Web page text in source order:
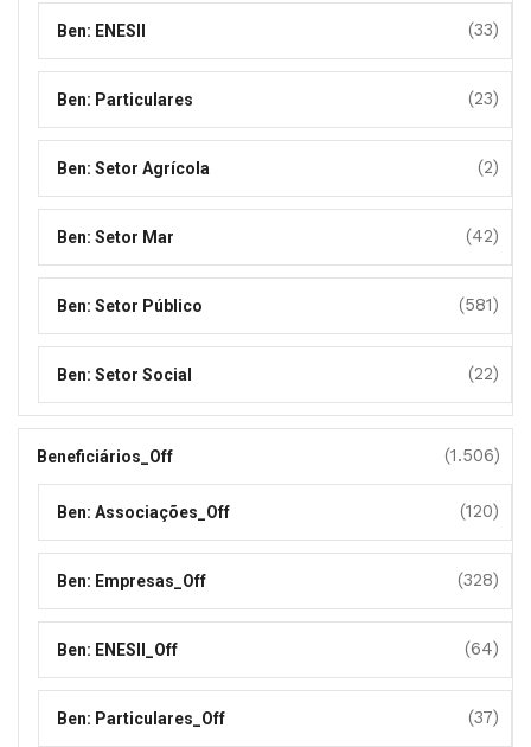
Ben: ENESII (33)
Ben: Particulares (23)
Ben: Setor Agrícola (2)
Ben: Setor Mar (42)
Ben: Setor Público (581)
Ben: Setor Social (22)
Beneficiários_Off (1.506)
Ben: Associações_Off (120)
Ben: Empresas_Off (328)
Ben: ENESII_Off (64)
Ben: Particulares_Off (37)